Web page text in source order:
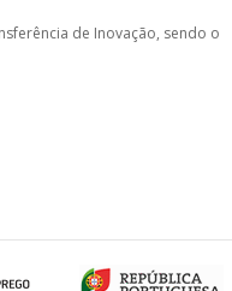
de Inovação, sendo o